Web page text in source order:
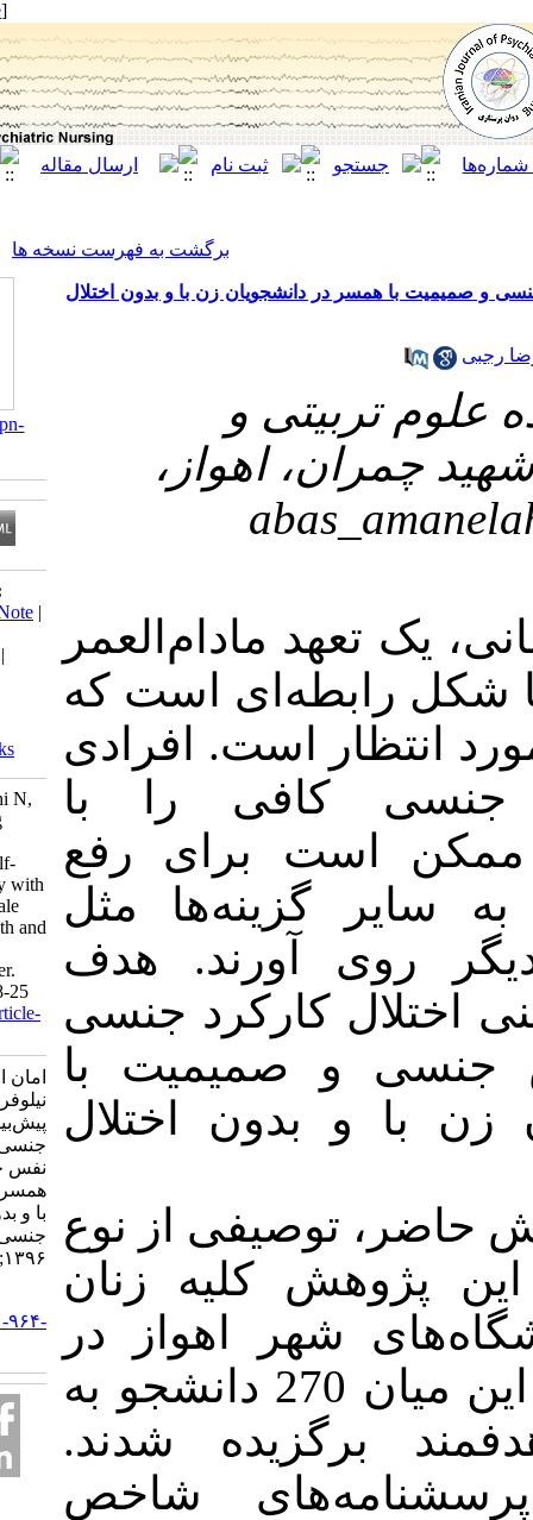
برگشت به فهرست نسخه ها
در دانشجویان زن با و بدون اختلال
و
اهواز،
مادام‌العمر
است که
است. افرادی
را با
برای رفع
گزینه‌ها مثل
آورند. هدف
کارکرد جنسی
صمیمیت با
بدون اختلال
از نوع
کلیه زنان
اهواز در
سال 95-96 بود که از این میان 270 دانشجو به
شدند.
شاخص
BibTeX
ProCite
Reference Manager |
Send citation to:
Zotero
RefWorks
Amanelahi A, Refahi N,
Rajabi G. Predicting
Sexual Dysfunction
Based on Sexual Self-
Esteem and Intimacy with
Spouse among Female
College Students with and
without Sexual
Dysfunction Disorder.
IJPN 2017; 5 (5) :18-25
URL:
http://ijpn.ir/article-
1-964-fa.html
امان الهی عباس، رفاهی
نیلوفر، رجبی غلامرضا.
پیش‌بینی اختلال کارکرد
جنسی براساس عزت
نفس جنسی و صمیمیت با
همسر در دانشجویان زن
با و بدون اختلال کارکرد
جنسی. روان پرستاری.
http://ijpn.ir/article-۱-۹۶۴-